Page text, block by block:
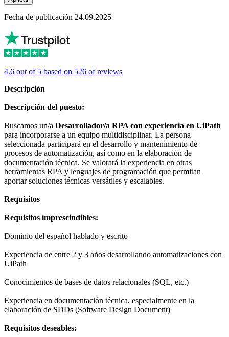
Fecha de publicación 24.09.2025
4.6 out of 5 based on 526 of reviews
Descripción
Descripción del puesto:
Buscamos un/a Desarrollador/a RPA con experiencia en UiPath
para incorporarse a un equipo multidisciplinar. La persona
seleccionada participará en el desarrollo y mantenimiento de
procesos de automatización, así como en la elaboración de
documentación técnica. Se valorará la experiencia en otras
herramientas RPA y lenguajes de programación que permitan
aportar soluciones técnicas versátiles y escalables.
Requisitos
Requisitos imprescindibles:
Dominio del español hablado y escrito
Experiencia de entre 2 y 3 años desarrollando automatizaciones con
UiPath
Conocimientos de bases de datos relacionales (SQL, etc.)
Experiencia en documentación técnica, especialmente en la
elaboración de SDDs (Software Design Document)
Requisitos deseables: